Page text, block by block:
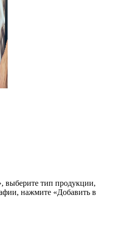
выберите тип продукции,
нажмите «Добавить в